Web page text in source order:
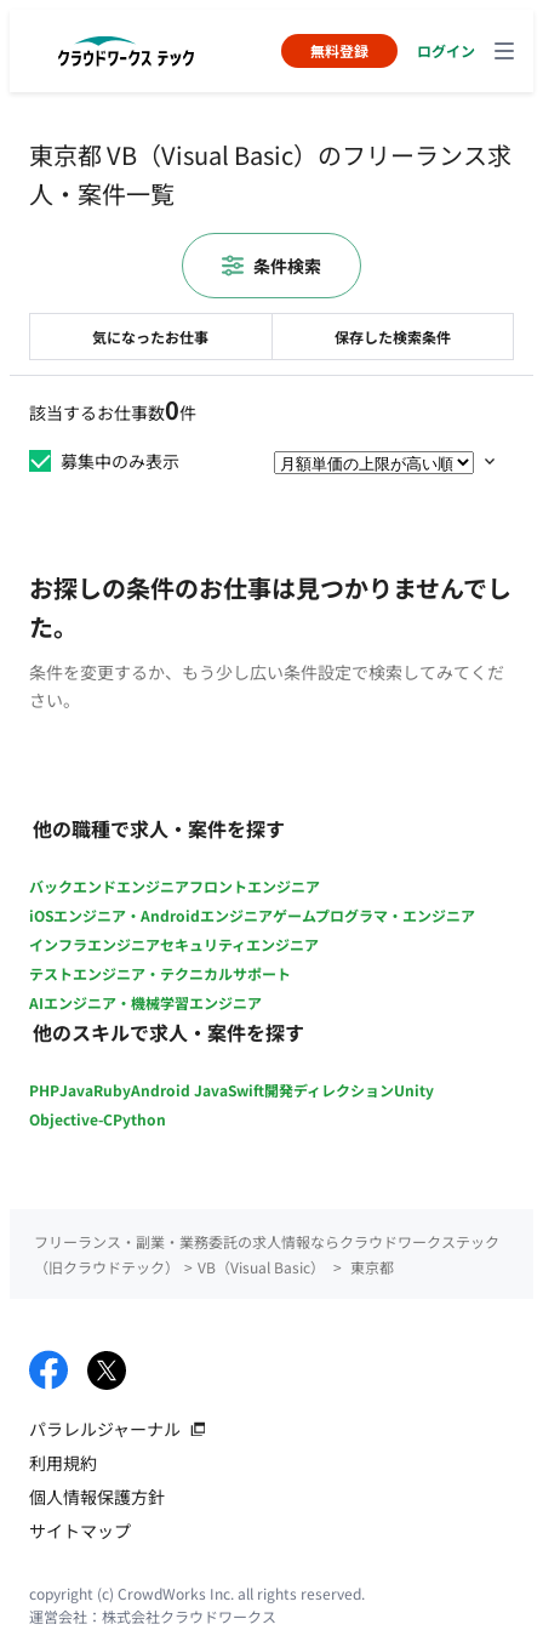
無料登録 ログイン
東京都 VB（Visual Basic）のフリーランス求
人・案件一覧
該当するお仕事数0件
募集中のみ表示
お探しの条件のお仕事は見つかりませんでし
た。
条件を変更するか、もう少し広い条件設定で検索してみてくだ
さい。
他の職種で求人・案件を探す
バックエンドエンジニアフロントエンジニア
iOSエンジニア・Androidエンジニアゲームプログラマ・エンジニア
インフラエンジニアセキュリティエンジニア
テストエンジニア・テクニカルサポート
AIエンジニア・機械学習エンジニア
他のスキルで求人・案件を探す
PHPJavaRubyAndroid JavaSwift開発ディレクションUnity
Objective-CPython
気になったお仕事 保存した検索条件
条件検索
フリーランス・副業・業務委託の求人情報ならクラウドワークステック
（旧クラウドテック）
> VB（Visual Basic） > 東京都
パラレルジャーナル
利用規約
個人情報保護方針
サイトマップ
copyright (c) CrowdWorks Inc. all rights reserved.
運営会社： 株式会社クラウドワークス